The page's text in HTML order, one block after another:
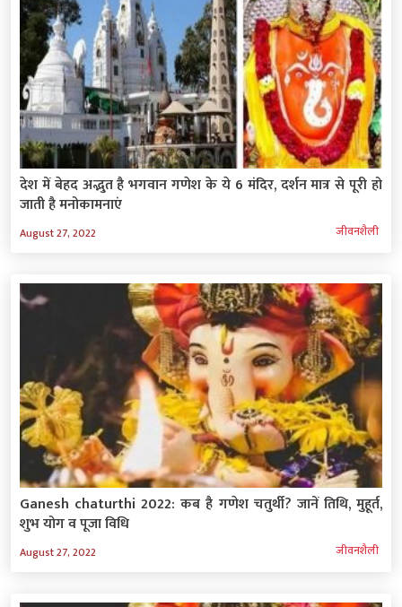
देश में बेहद अद्भुत है भगवान गणेश के ये 6 मंदिर, दर्शन मात्र से पूरी हो
जाती है मनोकामनाएं
August 27, 2022 जीवनशैली
Ganesh chaturthi 2022: कब है गणेश चतुर्थी? जानें तिथि, मुहूर्त,
शुभ योग व पूजा विधि
August 27, 2022 जीवनशैली